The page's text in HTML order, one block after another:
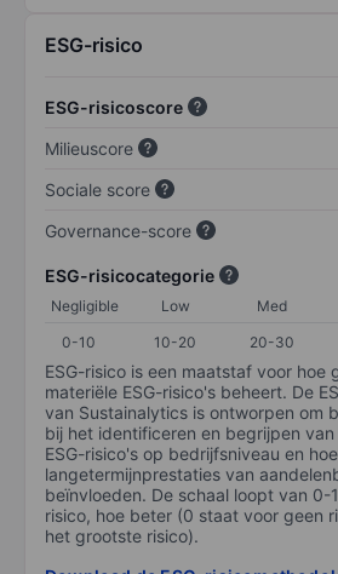
ESG-risico
ESG-risicoscore
Milieuscore
Sociale score
Governance-score
ESG-risicocategorie
Negligible Low Med
0-10
10-20 20-30
ESG-risico is een maatstaf voor hoe
materiële ESG-risico's beheert. De
van Sustainalytics is ontworpen om
bij het identificeren en begrijpen
ESG-risico's op bedrijfsniveau en
langetermijnprestaties van
beïnvloeden. De schaal loopt van 0-
risico, hoe beter (0 staat voor geen
het grootste risico).